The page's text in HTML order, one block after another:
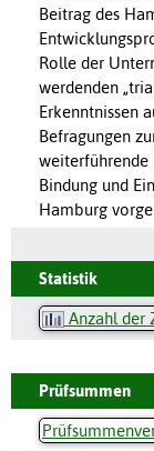
Beitrag des
Rolle der
werdenden
Erkenntnissen
Befragungen
weiterführende
Bindung und
Hamburg
Statistik
Anzahl der
Prüfsummen